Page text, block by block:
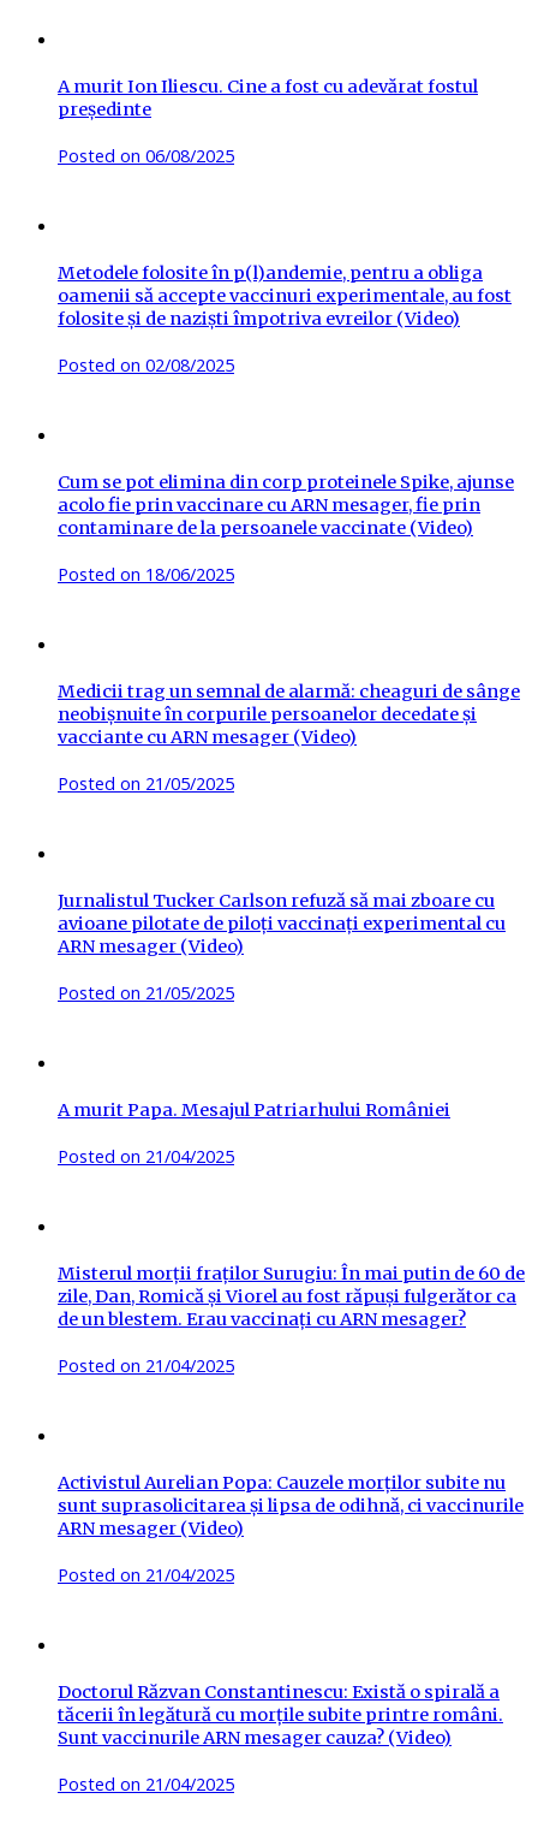
A murit Ion Iliescu. Cine a fost cu adevărat fostul
președinte
Posted on 06/08/2025
Metodele folosite în p(l)andemie, pentru a obliga
oamenii să accepte vaccinuri experimentale, au fost
folosite și de naziști împotriva evreilor (Video)
Posted on 02/08/2025
Cum se pot elimina din corp proteinele Spike, ajunse
acolo fie prin vaccinare cu ARN mesager, fie prin
contaminare de la persoanele vaccinate (Video)
Posted on 18/06/2025
Medicii trag un semnal de alarmă: cheaguri de sânge
neobișnuite în corpurile persoanelor decedate și
vacciante cu ARN mesager (Video)
Posted on 21/05/2025
Jurnalistul Tucker Carlson refuză să mai zboare cu
avioane pilotate de piloți vaccinați experimental cu
ARN mesager (Video)
Posted on 21/05/2025
A murit Papa. Mesajul Patriarhului României
Posted on 21/04/2025
Misterul morții fraților Surugiu: În mai putin de 60 de
zile, Dan, Romică și Viorel au fost răpuși fulgerător ca
de un blestem. Erau vaccinați cu ARN mesager?
Posted on 21/04/2025
Activistul Aurelian Popa: Cauzele morților subite nu
sunt suprasolicitarea și lipsa de odihnă, ci vaccinurile
ARN mesager (Video)
Posted on 21/04/2025
Doctorul Răzvan Constantinescu: Există o spirală a
tăcerii în legătură cu morțile subite printre români.
Sunt vaccinurile ARN mesager cauza? (Video)
Posted on 21/04/2025